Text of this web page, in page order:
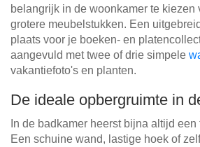
belangrijk in de woonkamer te kiezen
grotere meubelstukken. Een uitgebreid
plaats voor je boeken- en
aangevuld met twee of drie simpele
vakantiefoto's en planten.
De ideale opbergruimte in
In de badkamer heerst bijna altijd een
Een schuine wand, lastige hoek of